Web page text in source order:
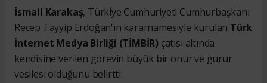
İsmail Karakaş, Türkiye Cumhuriyeti Cumhurbaşkanı
Recep Tayyip Erdoğan'ın kararnamesiyle kurulan Türk
İnternet Medya Birliği (TİMBİR) çatısı altında
kendisine verilen görevin büyük bir onur ve gurur
vesilesi olduğunu belirtti.